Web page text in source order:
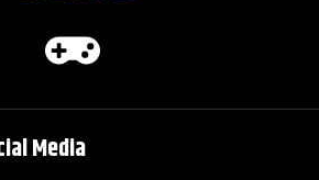
Media